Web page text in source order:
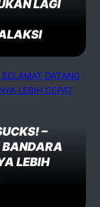
LAGI
–
BANDARA
LEBIH